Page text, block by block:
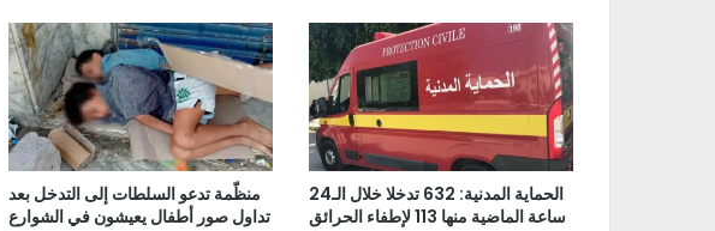
منظّمة تدعو السلطات إلى التدخل بعد
تداول صور أطفال يعيشون في الشوارع
الحماية المدنية: 632 تدخلا خلال الـ24
ساعة الماضية منها 113 لإطفاء الحرائق